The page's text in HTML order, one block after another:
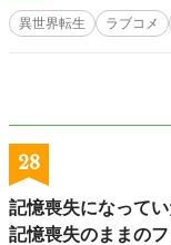
異世界転生 ラブコメ
28
記憶喪失になって
記憶喪失のままの